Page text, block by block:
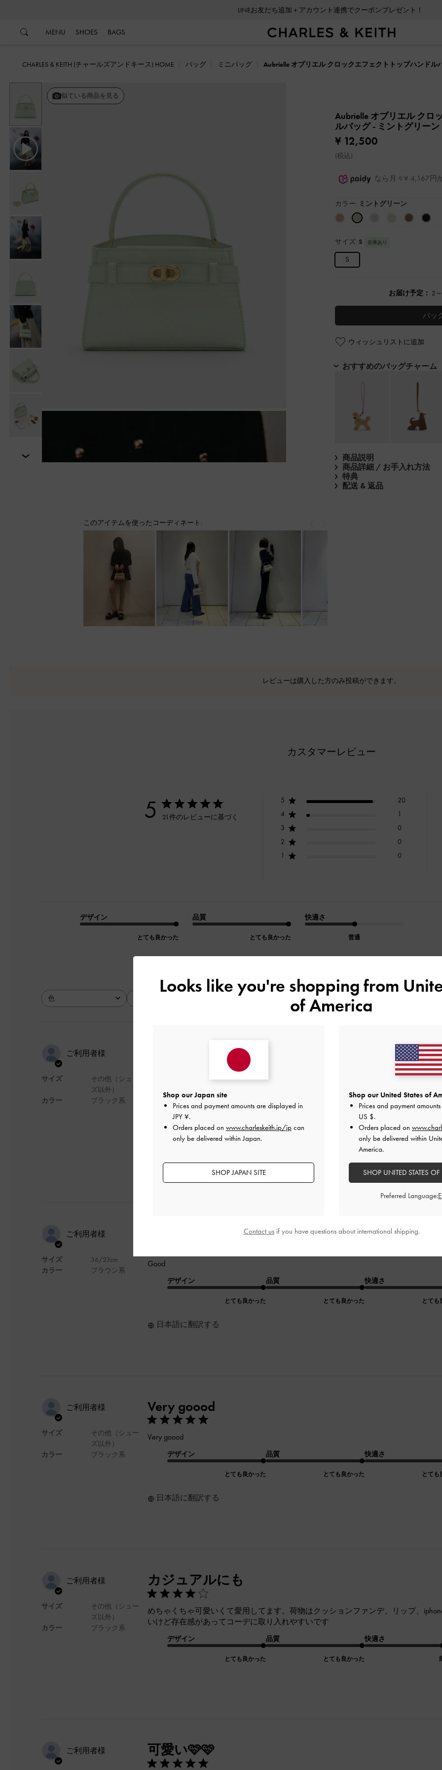
LINEお友だち追加＋アカウント連携でクーポンプレゼント！
MENU SHOES BAGS
CHARLES & KEITH (チャールズアンドキース) HOME バッグ ミニバッグ Aubrielle オブリエル クロックエフェクトトップハンドル
次
似ている商品を見る
Aubrielle オブリエル クロ
ルバッグ- ミントグリーン
¥ 12,500
(税込)
なら月々¥ 4,167円
カラー: ミントグリーン
サイズ: S 在庫あり
S
お届け予定： 2
バッ
ウィッシュリストに追加
おすすめのバッグチャーム
商品説明
商品詳細 / お手入れ方法
特典
配送 & 返品
このアイテムを使ったコーディネート:
レビューは購入した方のみ投稿ができます。
カスタマーレビュー
5 21件のレビューに基づく
5
20
4
1
3
0
2
0
1
0
デザイン
とても良かった
品質
とても良かった
快適さ
普通
色全て デザイン 品質
全て
ご利用者様
サイズ
カラー
その他（シュー
ズ以外）
ブラック系
可愛すぎます！
コンパクトで使いやすく、コーデにも合わせやすいです！
肩紐も取り外し可能なので、両手をあけたいときも便利でお気に入りです。
今回初めて購入しましたが、配送も早くて丁寧だったのでまた買いたいと思います
とても良かった とても良かった
快適さ
とても
ご利用者様
サイズ
カラー
36/23cm
ブラウン系
Good
デザイン
とても良かった
品質
とても良かった
快適さ
とても
日本語に翻訳する
ご利用者様
サイズ
カラー
その他（シュー
ズ以外）
ブラック系
Very goood
Very goood
デザイン
とても良かった
品質
とても良かった
快適さ
とても
日本語に翻訳する
ご利用者様
サイズ
カラー
その他（シュー
ズ以外）
ブラック系
カジュアルにも
めちゃくちゃ可愛いくて愛用してます。荷物はクッションファンデ、リップ、
いけど存在感があってコーデに取り入れやすいです
デザイン
とても良かった
品質
とても良かった
快適さ
ご利用者様 可愛い🩷🩷
Looks like you're shopping from
of America
Shop our Japan site
Prices and payment amounts are displayed in
JPY ¥.
Orders placed on www.charleskeith.jp/jp can
only be delivered within Japan.
SHOP JAPAN SITE
Shop our United States of
Prices and payment
US $.
Orders placed on
only be delivered within
America.
SHOP UNITED STATES
Preferred Language:
Contact usif you have questions about international shipping.